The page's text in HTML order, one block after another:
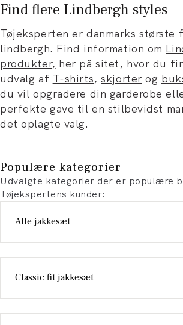
Find flere Lindbergh styles
Tøjeksperten er danmarks største
lindbergh. Find information om
produkter, her på sitet, hvor du
udvalg af T-shirts,skjorter og
du vil opgradere din garderobe
perfekte gave til en stilbevidst
det oplagte valg.
Populære kategorier
Udvalgte kategorier der er populære
Tøjekspertens kunder:
Alle jakkesæt
Classic fit jakkesæt